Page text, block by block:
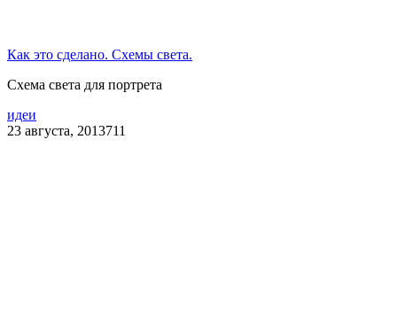
Как это сделано. Схемы света.
Схема света для портрета
идеи
23 августа, 2013711